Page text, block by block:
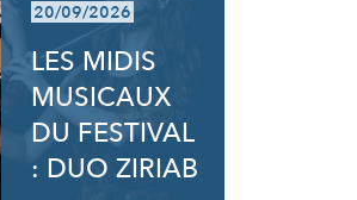
20/09/2026
LES MIDIS
MUSICAUX
DU FESTIVAL
: DUO ZIRIAB